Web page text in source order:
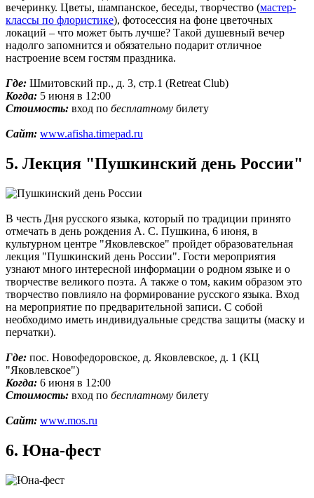
вечеринку. Цветы, шампанское, беседы, творчество (мастер-
классы по флористике), фотосессия на фоне цветочных
локаций – что может быть лучше? Такой душевный вечер
надолго запомнится и обязательно подарит отличное
настроение всем гостям праздника.
Где: Шмитовский пр., д. 3, стр.1 (Retreat Club)
Когда: 5 июня в 12:00
Стоимость: вход по бесплатному билету
Сайт: www.afisha.timepad.ru
5. Лекция "Пушкинский день России"
В честь Дня русского языка, который по традиции принято
отмечать в день рождения А. С. Пушкина, 6 июня, в
культурном центре "Яковлевское" пройдет образовательная
лекция "Пушкинский день России". Гости мероприятия
узнают много интересной информации о родном языке и о
творчестве великого поэта. А также о том, каким образом это
творчество повлияло на формирование русского языка. Вход
на мероприятие по предварительной записи. С собой
необходимо иметь индивидуальные средства защиты (маску и
перчатки).
Где: пос. Новофедоровское, д. Яковлевское, д. 1 (КЦ
"Яковлевское")
Когда: 6 июня в 12:00
Стоимость: вход по бесплатному билету
Сайт: www.mos.ru
6. Юна-фест